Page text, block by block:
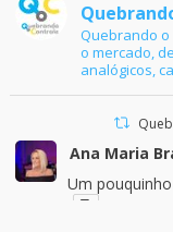
Quebrando o
o mercado,
analógicos,
Ana Maria
Um